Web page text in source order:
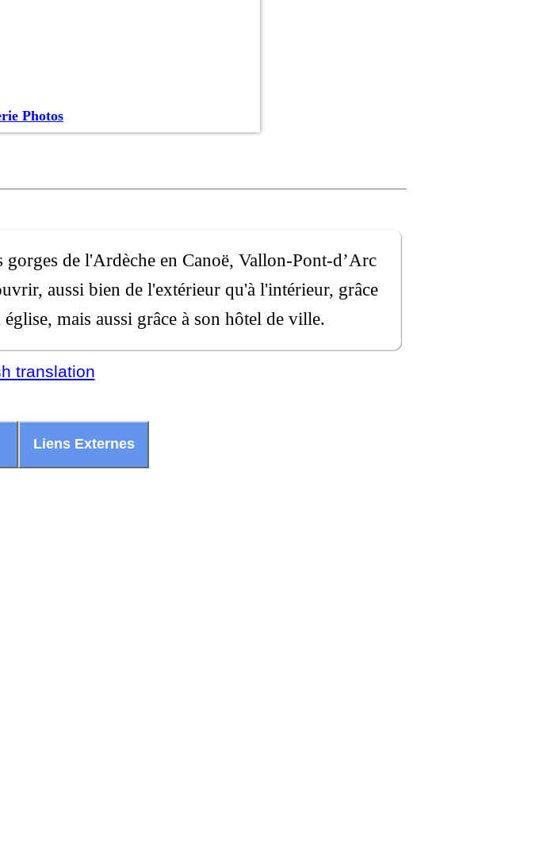
Photos
gorges de l'Ardèche en Canoë, Vallon-Pont-d’Arc
aussi bien de l'extérieur qu'à l'intérieur, grâce
mais aussi grâce à son hôtel de ville.
Liens Externes